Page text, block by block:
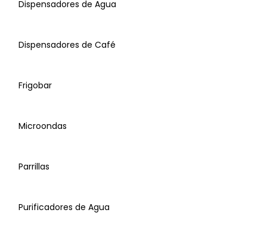
Dispensadores de Agua
Dispensadores de Café
Frigobar
Microondas
Parrillas
Purificadores de Agua